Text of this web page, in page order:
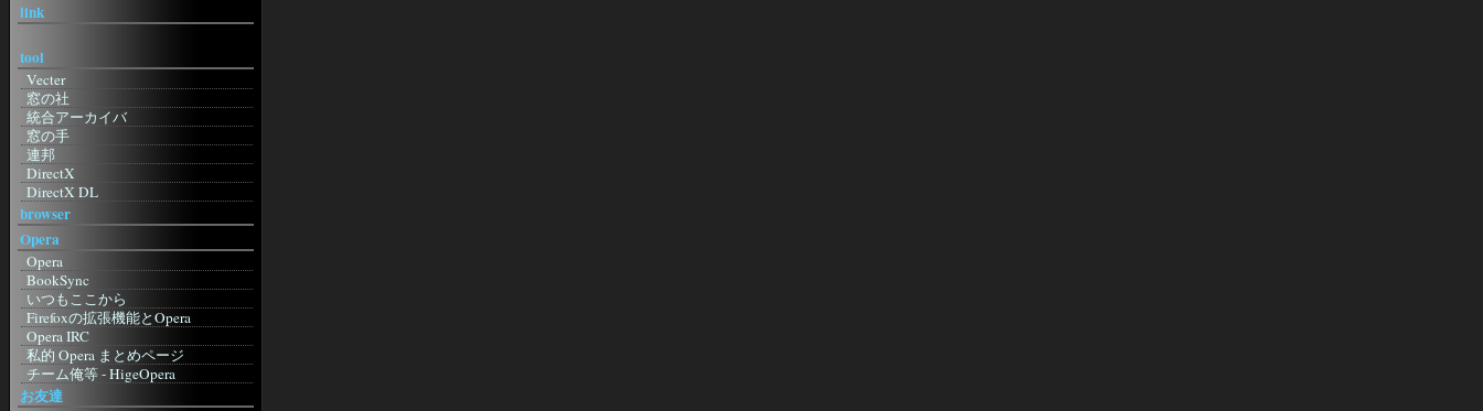
link
tool
Vecter
窓の社
統合アーカイバ
窓の手
連邦
DirectX
DirectX DL
ねこみみの世を忍ぶ仮のHP
紙 2001
IM
MSN メッセンジャー
MSN メッセ ガイド
Regnessem
Miranda
み～ちゃんのICQ
Skype
Instant Messenger Club
辞書
browser
Opera
Opera
BookSync
いつもここから
Firefoxの拡張機能とOpera
Opera IRC
私的 Opera まとめページ
チーム俺等 - HigeOpera
Opera The Fastest Browser on Earth
お友達